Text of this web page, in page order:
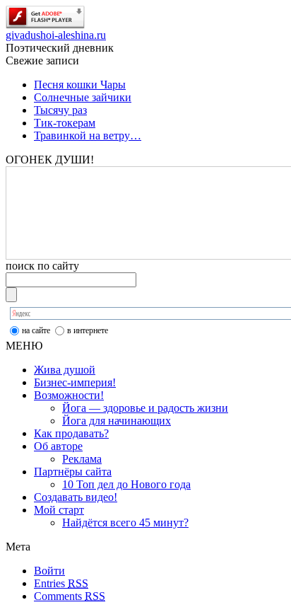
givadushoi-aleshina.ru
Поэтический дневник
Свежие записи
Песня кошки Чары
Солнечные зайчики
Тысячу раз
Тик-токерам
Травинкой на ветру…
ОГОНЕК ДУШИ!
поиск по сайту
на сайте в интернете
МЕНЮ
Жива душой
Бизнес-империя!
Возможности!
Йога — здоровье и радость жизни
Йога для начинающих
Как продавать?
Об авторе
Реклама
Партнёры сайта
10 Топ дел до Нового года
Создавать видео!
Мой старт
Найдётся всего 45 минут?
Мета
Войти
Entries RSS
Comments RSS